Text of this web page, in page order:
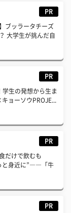
PR
ブッラータチーズ
大学生が挑んだ自
PR
生の発想から生ま
ョーソウPROJE...
PR
だけで飲むも
と身近に”――「牛
PR